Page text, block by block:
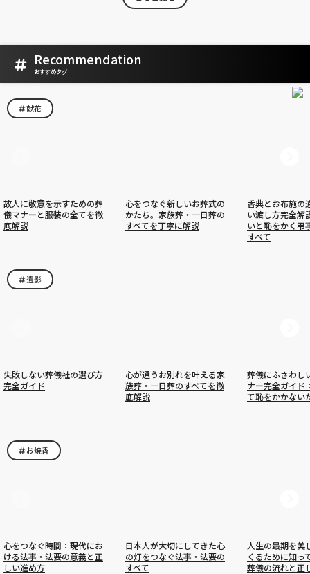
Recommendation
おすすめタグ
献花
故人に敬意を示すための葬
儀マナーと服装の全てを徹
底解説
心をつなぐ新しいお葬式の
かたち。家族葬・一日葬の
すべてを丁寧に解説
香典とお布施の
い渡し方完全解
いと恥をかく弔
すべて
遺影
失敗しない葬儀社の選び方
完全ガイド
心が通うお別れを叶える家
族葬・一日葬のすべてを徹
底解説
葬儀にふさわし
ナー完全ガイド
て恥をかかない
お焼香
心をつなぐ時間：現代にお
ける法事・法要の意義と正
しい進め方
日本人が大切にしてきた心
の灯をつなぐ法事・法要の
すべて
人生の最期を美
くるために知っ
葬儀の流れと正